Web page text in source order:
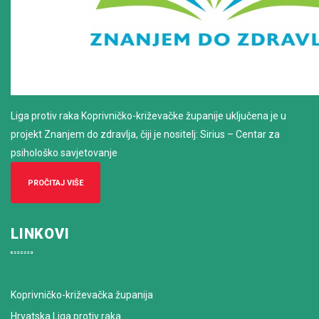
Liga protiv raka Koprivničko-križevačke županije uključena je u
projekt Znanjem do zdravlja, čiji je nositelj: Sirius – Centar za
psihološko savjetovanje
PROČITAJ VIŠE
LINKOVI
Koprivničko-križevačka županija
Hrvatska Liga protiv raka